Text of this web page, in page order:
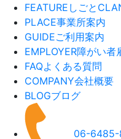
FEATURE しごと
PLACE事業所案内
GUIDEご利用案内
EMPLOYER障がい者
FAQよくある質問
COMPANY会社概要
BLOGブログ
06-6485-